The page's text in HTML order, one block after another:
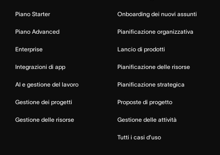
Piano Starter
Piano Advanced
Enterprise
Integrazioni di app
AI e gestione del lavoro
Gestione dei progetti
Gestione delle risorse
Onboarding dei nuovi assunti
Pianificazione organizzativa
Lancio di prodotti
Pianificazione delle risorse
Pianificazione strategica
Proposte di progetto
Gestione delle attività
Tutti i casi d’uso